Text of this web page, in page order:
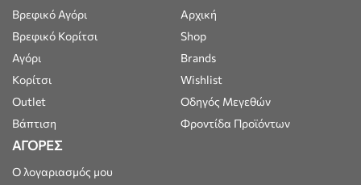
Βρεφικό Αγόρι
Βρεφικό Κορίτσι
Αγόρι
Κορίτσι
Outlet
Βάπτιση
Αρχική
Shop
Brands
Wishlist
Οδηγός Μεγεθών
Φροντίδα Προϊόντων
ΑΓΟΡΕΣ
Ο λογαριασμός μου